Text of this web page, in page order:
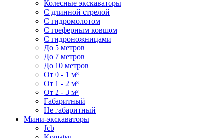
Колесные экскаваторы
С длинной стрелой
С гидромолотом
С греферным ковшом
С гидроножницами
До 5 метров
До 7 метров
До 10 метров
От 0 - 1 м³
От 1 - 2 м³
От 2 - 3 м³
Габаритный
Не габаритный
Мини-экскаваторы
Jcb